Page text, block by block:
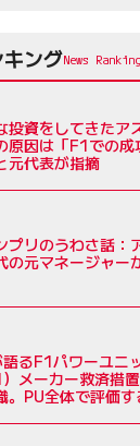
ング
投資をしてきたア
原因は「F1での成
元代表が指摘
プリのうわさ話：
の元マネージャー
るF1パワーユニ
メーカー救済措
。PU全体で評価